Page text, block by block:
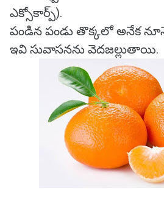
ఎక్సోకార్ప్).
పండిన పండు తొక్కలో అనేక
ఇవి సువాసనను వెదజల్లుతాయి.